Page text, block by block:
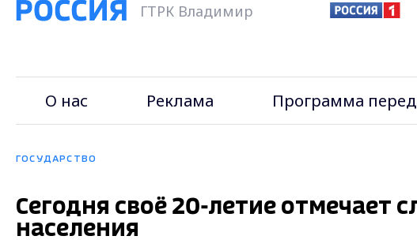
ГТРК Владимир
О нас Реклама Программа
ГОСУДАРСТВО
Сегодня своё 20-летие отмечает
населения